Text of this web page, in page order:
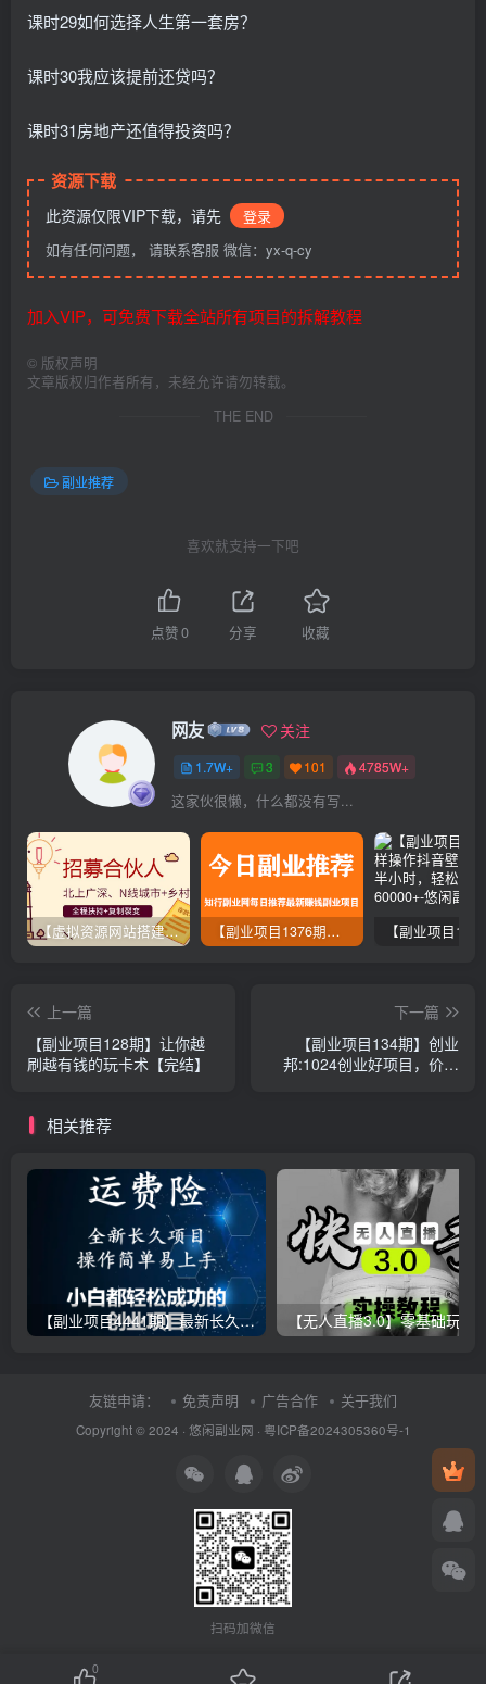
课时29如何选择人生第一套房？
课时30我应该提前还贷吗？
课时31房地产还值得投资吗？
资源下载
此资源仅限VIP下载，请先
登录
如有任何问题， 请联系客服 微信：yx-q-cy
加入VIP，可免费下载全站所有项目的拆解教程
© 版权声明
文章版权归作者所有，未经允许请勿转载。
THE END
副业推荐
喜欢就支持一下吧
点赞0 分享 收藏
网友 关注
1.7W+ 3 101 4785W+
这家伙很懒，什么都没有写...
【虚拟资源网站搭建服务】加盟本站系统，做一个和本站一样的独立网站，躺赚的项目 【副业项目1376期】龟课最新闲鱼项目玩法实战教程_全新升级月收益几千到几万
上一篇
【副业项目128期】让你越
刷越有钱的玩卡术【完结】
下一篇
【副业项目134期】创业
邦:1024创业好项目，价值
相关推荐
【副业项目4441期】最新长久稳定暴利项目，运费险全新玩法，日赚1000（包含详细教程，全程指导）
友链申请： 免责声明 广告合作 关于我们
Copyright © 2024 · 悠闲副业网 · 粤ICP备2024305360号-1
扫码加微信
0